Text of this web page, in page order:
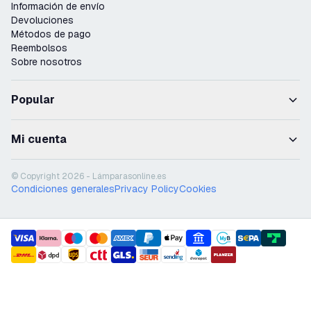
Información de envío
Devoluciones
Métodos de pago
Reembolsos
Sobre nosotros
Popular
Mi cuenta
© Copyright 2026 - Lámparasonline.es
Condiciones generalesPrivacy PolicyCookies
payment methods
shipment methods